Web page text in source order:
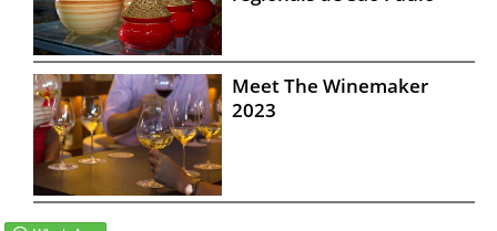
Meet The Winemaker
2023